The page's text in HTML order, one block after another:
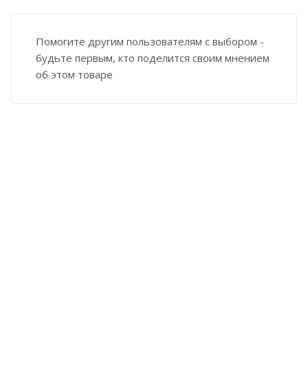
Помогите другим пользователям с выбором -
будьте первым, кто поделится своим мнением
об этом товаре